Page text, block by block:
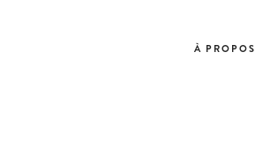
À PROPOS